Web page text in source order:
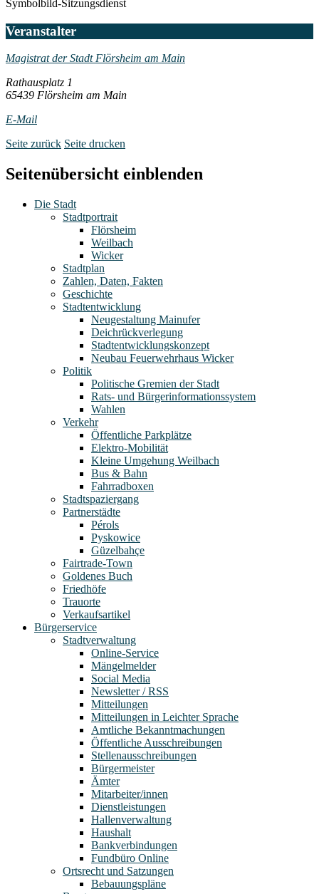
Symbolbild-Sitzungsdienst
Veranstalter
Magistrat der Stadt Flörsheim am Main
Rathausplatz 1
65439 Flörsheim am Main
E-Mail
Seite zurück Seite drucken
Seitenübersicht einblenden
Die Stadt
Stadtportrait
Flörsheim
Weilbach
Wicker
Stadtplan
Zahlen, Daten, Fakten
Geschichte
Stadtentwicklung
Neugestaltung Mainufer
Deichrückverlegung
Stadtentwicklungskonzept
Neubau Feuerwehrhaus Wicker
Politik
Politische Gremien der Stadt
Rats- und Bürgerinformationssystem
Wahlen
Verkehr
Öffentliche Parkplätze
Elektro-Mobilität
Kleine Umgehung Weilbach
Bus & Bahn
Fahrradboxen
Stadtspaziergang
Partnerstädte
Pérols
Pyskowice
Güzelbahçe
Fairtrade-Town
Goldenes Buch
Friedhöfe
Trauorte
Verkaufsartikel
Bürgerservice
Stadtverwaltung
Online-Service
Mängelmelder
Social Media
Newsletter / RSS
Mitteilungen
Mitteilungen in Leichter Sprache
Amtliche Bekanntmachungen
Öffentliche Ausschreibungen
Stellenausschreibungen
Bürgermeister
Ämter
Mitarbeiter/innen
Dienstleistungen
Hallenverwaltung
Haushalt
Bankverbindungen
Fundbüro Online
Ortsrecht und Satzungen
Bebauungspläne